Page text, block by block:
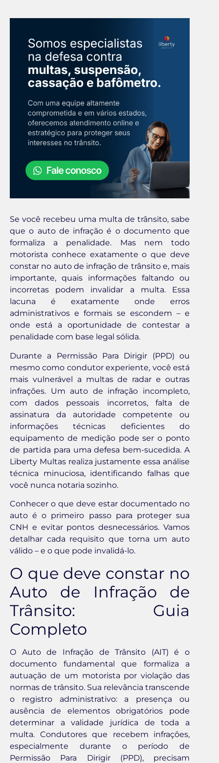
Se você recebeu uma multa de trânsito, sabe
que o auto de infração é o documento que
formaliza a penalidade. Mas nem todo
motorista conhece exatamente o que deve
constar no auto de infração de trânsito e, mais
importante, quais informações faltando ou
incorretas podem invalidar a multa. Essa
lacuna é exatamente onde erros
administrativos e formais se escondem – e
onde está a oportunidade de contestar a
penalidade com base legal sólida.
Durante a Permissão Para Dirigir (PPD) ou
mesmo como condutor experiente, você está
mais vulnerável a multas de radar e outras
infrações. Um auto de infração incompleto,
com dados pessoais incorretos, falta de
assinatura da autoridade competente ou
informações técnicas deficientes do
equipamento de medição pode ser o ponto
de partida para uma defesa bem-sucedida. A
Liberty Multas realiza justamente essa análise
técnica minuciosa, identificando falhas que
você nunca notaria sozinho.
Conhecer o que deve estar documentado no
auto é o primeiro passo para proteger sua
CNH e evitar pontos desnecessários. Vamos
detalhar cada requisito que torna um auto
válido – e o que pode invalidá-lo.
O que deve constar no
Auto de Infração de
Trânsito: Guia
Completo
O Auto de Infração de Trânsito (AIT) é o
documento fundamental que formaliza a
autuação de um motorista por violação das
normas de trânsito. Sua relevância transcende
o registro administrativo: a presença ou
ausência de elementos obrigatórios pode
determinar a validade jurídica de toda a
multa. Condutores que recebem infrações,
especialmente durante o período de
Permissão Para Dirigir (PPD), precisam